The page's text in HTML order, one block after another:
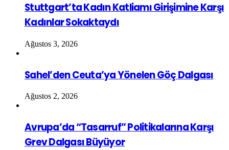
Stuttgart’ta Kadın Katliamı Girişimine Karşı
Kadınlar Sokaktaydı
Ağustos 3, 2026
Sahel’den Ceuta’ya Yönelen Göç Dalgası
Ağustos 2, 2026
Avrupa’da “Tasarruf” Politikalarına Karşı
Grev Dalgası Büyüyor